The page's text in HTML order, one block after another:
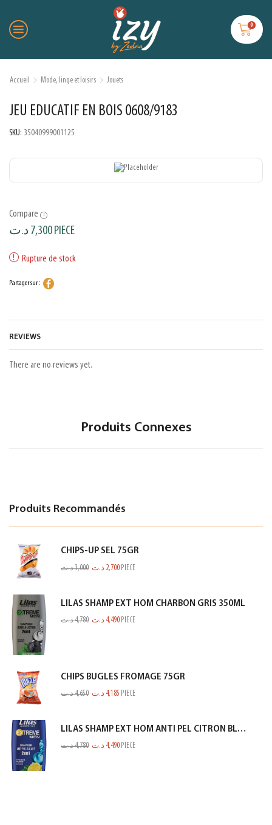
0
Accueil Mode, linge et loisirs Jouets
JEU EDUCATIF EN BOIS 0608/9183
SKU: 35040999001125
Compare
7,300د.ت PIECE
Rupture de stock
Partager sur :
REVIEWS
There are no reviews yet.
Produits Connexes
Produits Recommandés
CHIPS-UP SEL 75GR
3,000د.ت 2,700 د.ت PIECE
LILAS SHAMP EXT HOM CHARBON GRIS 350ML
4,780د.ت 4,490 د.ت PIECE
CHIPS BUGLES FROMAGE 75GR
4,650د.ت 4,185 د.ت PIECE
LILAS SHAMP EXT HOM ANTI PEL CITRON BLEU 350ML
4,780د.ت 4,490 د.ت PIECE